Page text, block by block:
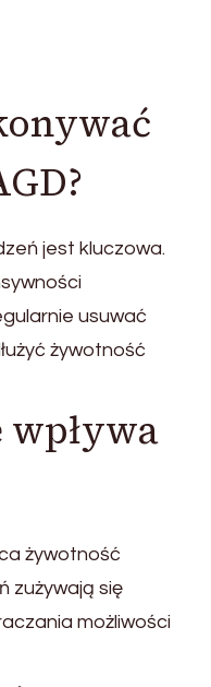
jest kluczowa.
usuwać
żywotność
wpływa
żywotność
zużywają się
możliwości